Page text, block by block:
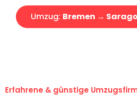
Umzug: Bremen →
Erfahrene & günstige